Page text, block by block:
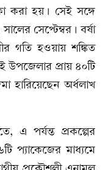
করা হয়। সেই সঙ্গে
সেপ্টেম্বর। বর্ষা
গতি হওয়ায় শঙ্কিত
উপজেলার প্রায় ৪০টি
হারিয়েছেন অর্ধলাখ
এ পর্যন্ত প্রকল্পের
প্যাকেজের মাধ্যমে